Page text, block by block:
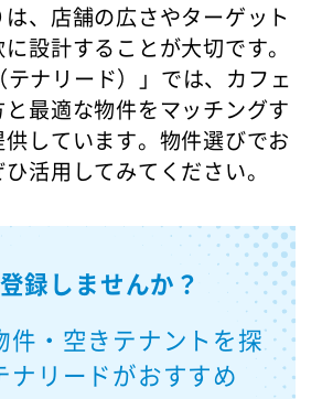
、店舗の広さやターゲット
設計することが大切です。
テナリード）」では、カフェ
最適な物件をマッチングす
しています。物件選びでお
活用してみてください。
録しませんか？
件・空きテナントを探
ナリードがおすすめ